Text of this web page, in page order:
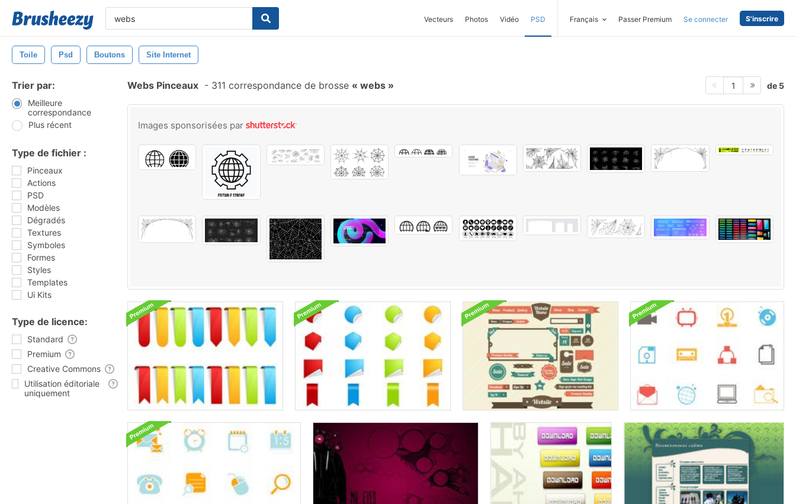
Vecteurs Photos Vidéo PSD Français Passer Premium Se connecter S'inscrire
Toile Psd Boutons Site Internet
Trier par:
Meilleure
correspondance
Plus récent
Type de fichier :
Pinceaux
Actions
PSD
Modèles
Dégradés
Textures
Symboles
Formes
Styles
Templates
Ui Kits
Type de licence:
Standard
Premium
Creative Commons
Utilisation éditoriale
uniquement
Webs Pinceaux - 311 correspondance de brosse webs 1 de 5
Images sponsorisées par